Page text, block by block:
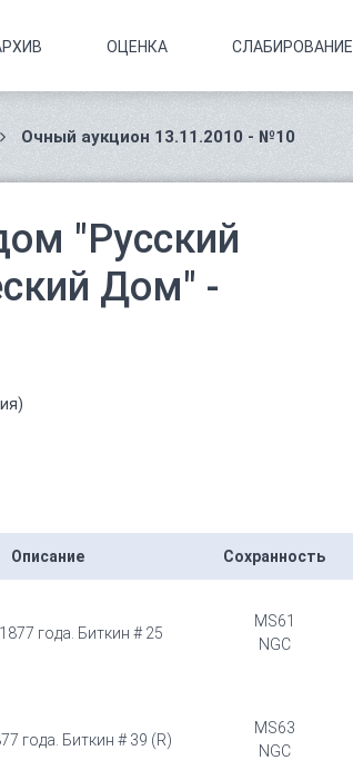
ОЦЕНКА СЛАБИРОВАНИЕ
Очный аукцион 13.11.2010 - №10
"Русский
Дом" -
Описание Сохранность
года. Биткин # 25
MS61
NGC
года. Биткин # 39 (R)
MS63
NGC